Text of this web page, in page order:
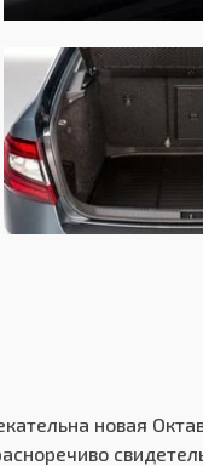
новая